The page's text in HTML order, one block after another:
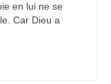
en lui ne se
Car Dieu a